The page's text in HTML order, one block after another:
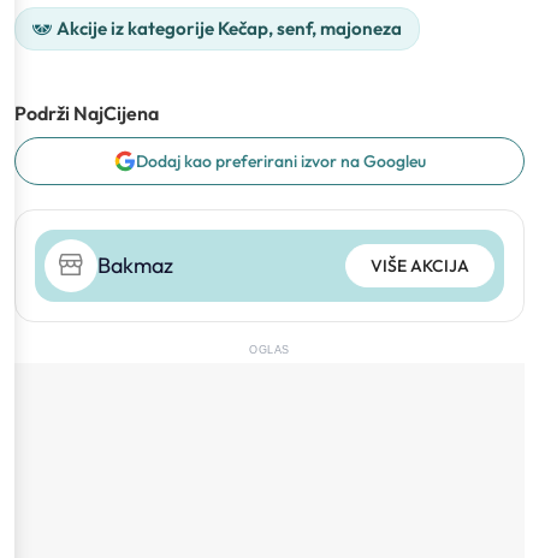
Akcije iz kategorije Kečap, senf, majoneza
Podrži NajCijena
Dodaj kao preferirani izvor na Googleu
Bakmaz VIŠE AKCIJA
OGLAS